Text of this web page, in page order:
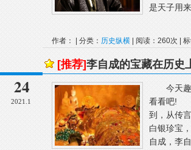
是天子用
作者： | 分类： 历史纵横 | 阅读：260次 | 标
24
2021.1
[推荐]李自成的宝藏在历史
今天趣
看看吧!
到，从传
白银珍宝
自成，李